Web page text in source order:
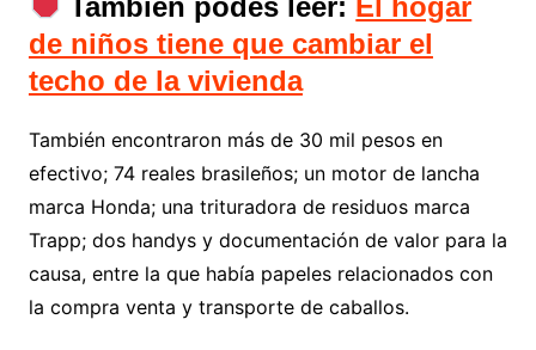
de niños tiene que cambiar el
techo de la vivienda
También encontraron más de 30 mil pesos en
efectivo; 74 reales brasileños; un motor de lancha
marca Honda; una trituradora de residuos marca
Trapp; dos handys y documentación de valor para la
causa, entre la que había papeles relacionados con
la compra venta y transporte de caballos.